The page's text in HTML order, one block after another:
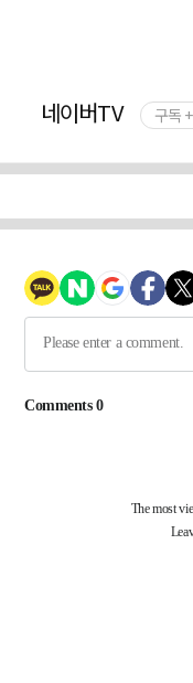
네이버TV 구독 +